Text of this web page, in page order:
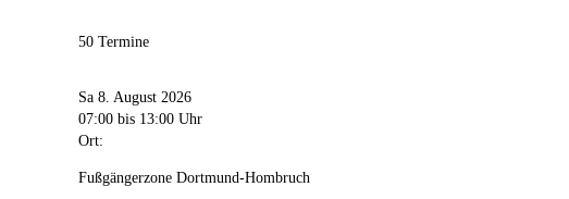
50 Termine
Sa 8. August 2026
07:00 bis 13:00 Uhr
Ort:
Fußgängerzone Dortmund-Hombruch